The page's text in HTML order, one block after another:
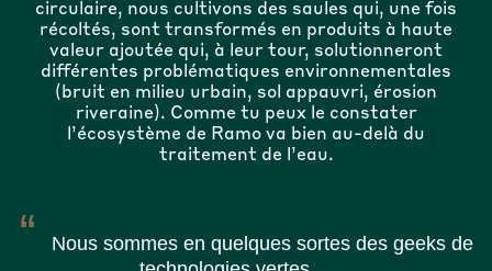
circulaire, nous cultivons des saules qui, une fois
récoltés, sont transformés en produits à haute
valeur ajoutée qui, à leur tour, solutionneront
différentes problématiques environnementales
(bruit en milieu urbain, sol appauvri, érosion
riveraine). Comme tu peux le constater
l’écosystème de Ramo va bien au-delà du
traitement de l’eau.
Nous sommes en quelques sortes des geeks de